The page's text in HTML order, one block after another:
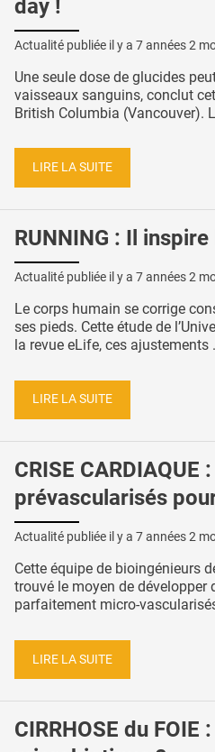
day !
Actualité publiée il y a 7 années 2
Une seule dose de glucides
vaisseaux sanguins, conclut
British Columbia (Vancouver).
LIRE LA SUITE
RUNNING : Il
Actualité publiée il y a 7 années 2
Le corps humain se corrige
ses pieds. Cette étude de
la revue eLife, ces ajustements
LIRE LA SUITE
CRISE CARDIAQUE
prévascularisés
Actualité publiée il y a 7 années 2
Cette équipe de bioingénieurs
trouvé le moyen de développer
parfaitement micro-
LIRE LA SUITE
CIRRHOSE du